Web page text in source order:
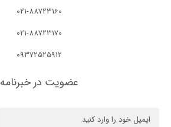
021-88723160
021-88723170
09372525912
عضویت در خبرنامه